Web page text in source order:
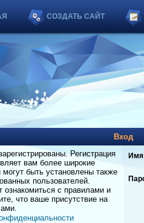
СОЗДАТЬ САЙТ
Вход
Регистрация
вам более широкие
быть установлены также
пользователей.
ознакомиться с правилами и
что ваше присутствие на
Имя